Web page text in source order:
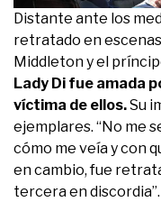
Distante ante los
retratado en
Middleton y el
Lady Di fue amada
víctima de ellos.Su
ejemplares. “No me
cómo me veía y con
en cambio, fue
tercera en